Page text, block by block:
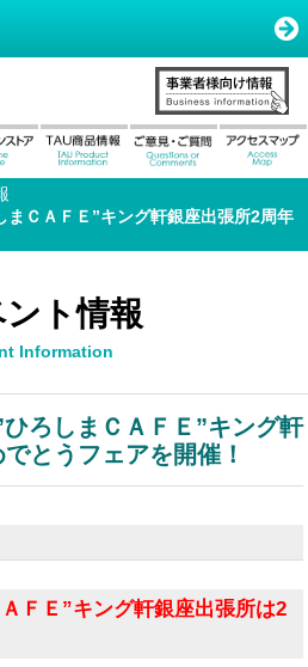
まＣＡＦＥ”キング軒銀座出張所2周年
ト情報
Information
ひろしまＣＡＦＥ”キング軒
とうフェアを開催！
ＦＥ”キング軒銀座出張所は2